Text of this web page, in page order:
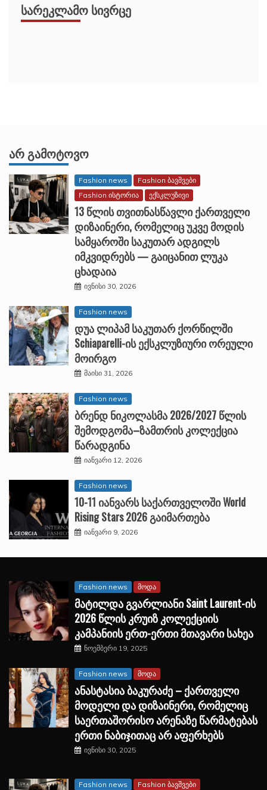
ᲡᲐᲠᲔᲙᲚᲐᲛᲝ ᲡᲘᲕᲠᲪᲔ
ᲐᲠ ᲒᲐᲛᲝᲢᲝᲕᲝ
Fashion news
Fashion ბავშვები
Fashion ისტორია
ექსკლუზივი
13 წლის თვითნასწავლი ქართველი
დიზაინერი, რომელიც უკვე მოდის
სამყაროში საკუთარ ადგილს
იმკვიდრებს — გაიცანით ლუკა
ცხადაია
ივნისი 30, 2026
Fashion news
დუა ლიპამ საკუთარ ქორწილში
Schiaparelli-ის ექსკლუზიური ორეული
მოირგო
მაისი 31, 2026
Fashion news
ბრენდ ნიკოლასმა 2026/2027 წლის
შემოდგომა–ზამთრის კოლექცია
წარადგინა
იანვარი 12, 2026
Fashion news
10-11 იანვარს საქართველოში World
Rising Stars 2026 გაიმართება
იანვარი 9, 2026
Fashion news მოდა
მატილდა გვარლიანი Saint Laurent-ის
2026 წლის კრუიზ კოლექციის
კამპანიის ერთ-ერთი მთავარი სახეა
ნოემბერი 19, 2025
Fashion news მოდა
ანასტასია ბაკურაძე – ქართველი
მოდელი და დიზაინერი, რომელიც
საერთაშორისო არენაზე წარმატებას
ერთი ნაბიჯითაც არ აფერხებს
ივნისი 30, 2025
Fashion news
Fashion ბავშვები